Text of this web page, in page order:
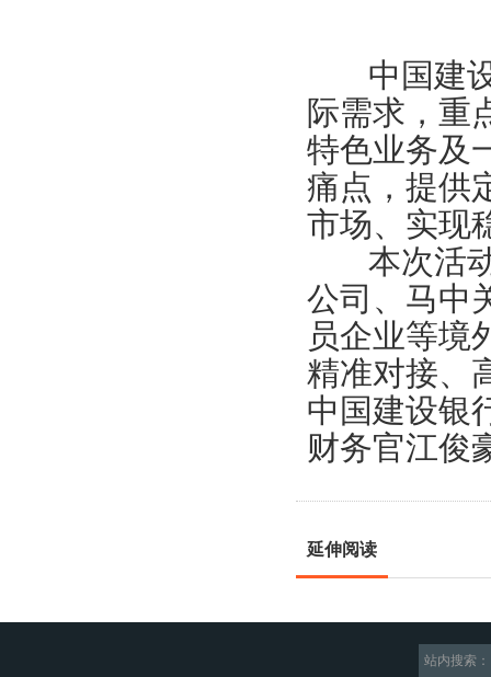
中国建设
际需求，重
特色业务及
痛点，提供
市场、实现
本次活动
公司、马中
员企业等境
精准对接、
中国建设银
财务官江俊
延伸阅读
站内搜索：